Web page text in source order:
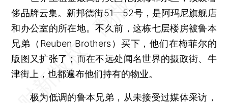
侈品牌云集。新邦德街51—52号，是阿玛尼旗舰店
和办公室的所在地。不久前，这栋七层楼房被鲁本
兄弟（Reuben Brothers）买下，他们在梅菲尔的
版图又扩张了；而在不远处闻名世界的摄政街、牛
津街上，也都遍布他们持有的物业。
极为低调的鲁本兄弟，从未接受过媒体采访，